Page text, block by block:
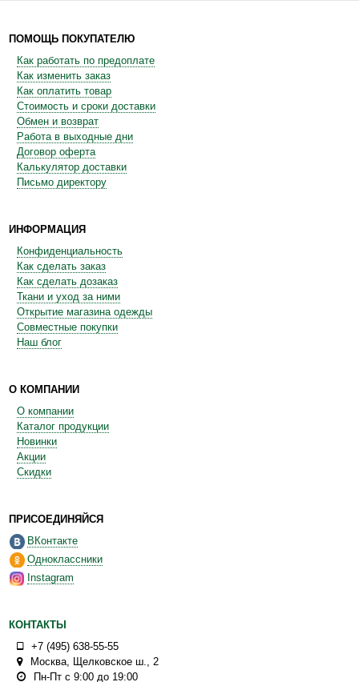
ПОМОЩЬ ПОКУПАТЕЛЮ
Как работать по предоплате
Как изменить заказ
Как оплатить товар
Стоимость и сроки доставки
Обмен и возврат
Работа в выходные дни
Договор оферта
Калькулятор доставки
Письмо директору
ИНФОРМАЦИЯ
Конфиденциальность
Как сделать заказ
Как сделать дозаказ
Ткани и уход за ними
Открытие магазина одежды
Совместные покупки
Наш блог
О КОМПАНИИ
О компании
Каталог продукции
Новинки
Акции
Скидки
ПРИСОЕДИНЯЙСЯ
ВКонтакте
Одноклассники
Instagram
КОНТАКТЫ
+7 (495) 638-55-55
Москва, Щелковское ш., 2
Пн-Пт с 9:00 до 19:00